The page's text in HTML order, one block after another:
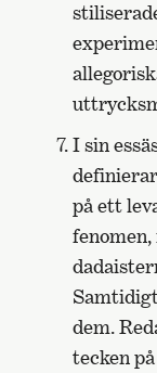
I sin
på ett
dem.
tecken